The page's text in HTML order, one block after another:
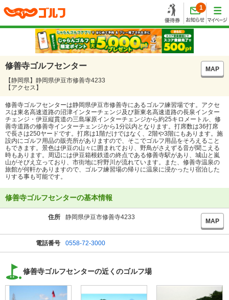
1
修善寺ゴルフセンター
MAP
【静岡県】静岡県伊豆市修善寺4233
【アクセス】
修善寺ゴルフセンターは静岡県伊豆市修善寺にあるゴルフ練習場です。アクセ
スは東名高速道路の沼津インターチェンジ及び新東名高速道路の長泉インター
チェンジ・伊豆縦貫道の三島塚原インターチェンジから約25キロメートル、修
善寺道路の修善寺インターチェンジから1分以内となります。打席数は36打席
で長さは250ヤードです。打席は1階だけではなく、2階や3階にもあります。施
設内にゴルフ用品の販売所がありますので、そこでゴルフ用品をそろえること
もできます。景色は伊豆の山々に囲まれており、野鳥がさえずる音が聞こえる
時もあります。周辺には伊豆箱根鉄道の終点である修善寺駅があり、城山と嵐
山がそびえ立っており、市街地に狩野川が流れています。また、修善寺温泉の
旅館が何軒かありますので、ゴルフ練習場の帰りに温泉に浸かったり宿泊した
りする事も可能です。
修善寺ゴルフセンターの基本情報
住所 静岡県伊豆市修善寺4233
MAP
電話番号 0558-72-3000
修善寺ゴルフセンターの近くのゴルフ場